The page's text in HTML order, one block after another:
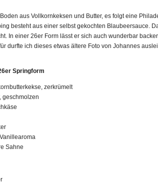
aus Vollkornkeksen und Butter, es folgt eine
besteht aus einer selbst gekochten Blaubeersauce.
In einer 26er Form lässt er sich auch wunderbar
durfte ich dieses etwas ältere Foto von Johannes
Springform
zerkrümelt
geschmolzen
Sahne